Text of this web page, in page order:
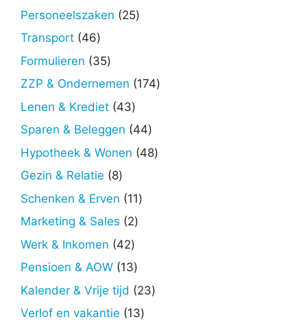
producten
Personeelszaken 2525
Transport 4646
producten
Formulieren 3535
producten
ZZP & Ondernemen 174174
Lenen & Krediet 4343
producten
Sparen & Beleggen 4444
producten
Hypotheek & Wonen 4848
Gezin & Relatie 88
producten
Schenken & Erven 1111
Marketing & Sales 22
Werk & Inkomen 4242
producten
Pensioen & AOW 1313
producten
Kalender & Vrije tijd 2323
Verlof en vakantie 1313